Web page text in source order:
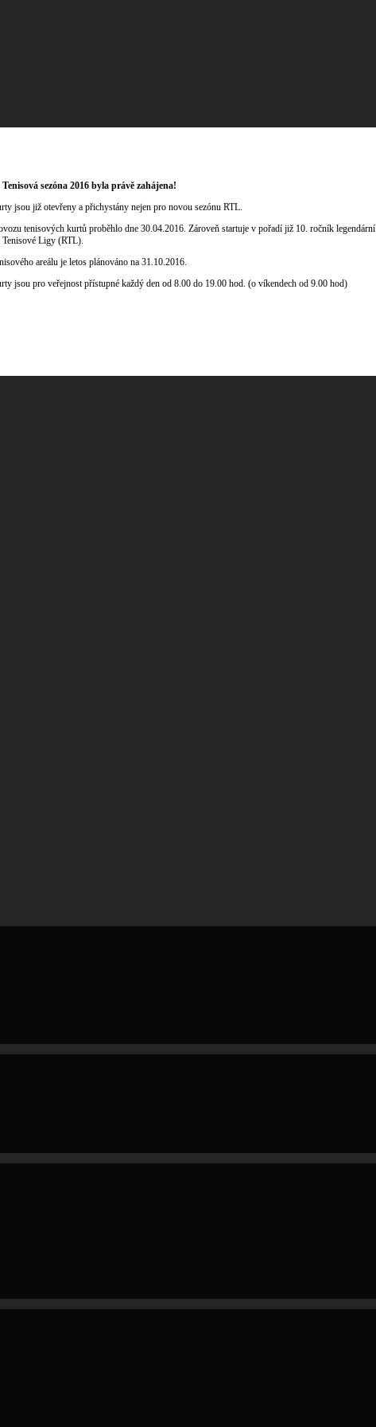
Tenisová sezóna 2016 byla právě zahájena!
jsou již otevřeny a přichystány nejen pro novou sezónu RTL.
tenisových kurtů proběhlo dne 30.04.2016. Zároveň startuje v pořadí již 10. ročník legendární
Tenisové Ligy (RTL).
areálu je letos plánováno na 31.10.2016.
jsou pro veřejnost přístupné každý den od 8.00 do 19.00 hod. (o víkendech od 9.00 hod)